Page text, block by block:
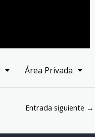
Área Privada
Entrada siguiente →